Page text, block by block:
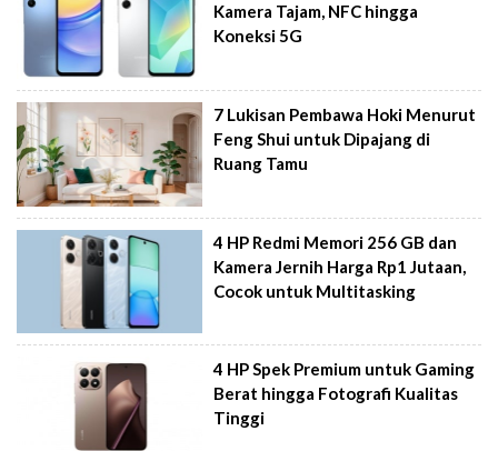
Kamera Tajam, NFC hingga
Koneksi 5G
7 Lukisan Pembawa Hoki Menurut
Feng Shui untuk Dipajang di
Ruang Tamu
4 HP Redmi Memori 256 GB dan
Kamera Jernih Harga Rp1 Jutaan,
Cocok untuk Multitasking
4 HP Spek Premium untuk Gaming
Berat hingga Fotografi Kualitas
Tinggi